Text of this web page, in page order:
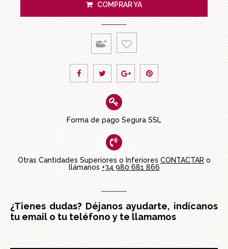
COMPRAR YA
Forma de pago Segura SSL
Otras Cantidades Superiores o Inferiores CONTACTAR o
llámanos +34 980 681 866
¿Tienes dudas? Déjanos ayudarte, indícanos
tu email o tu teléfono y te llamamos